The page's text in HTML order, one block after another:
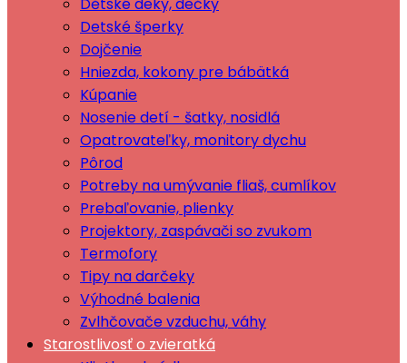
Detské šperky
Dojčenie
Hniezda, kokony pre bábätká
Kúpanie
Nosenie detí - šatky, nosidlá
Opatrovateľky, monitory dychu
Pôrod
Potreby na umývanie fliaš, cumlíkov
Prebaľovanie, plienky
Projektory, zaspávači so zvukom
Termofory
Tipy na darčeky
Výhodné balenia
Zvlhčovače vzduchu, váhy
Starostlivosť o zvieratká